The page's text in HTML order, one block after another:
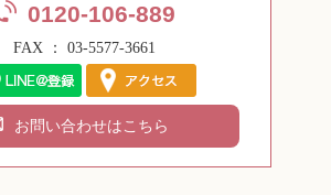
0120-106-889
FAX ： 03-5577-3661
お問い合わせはこちら